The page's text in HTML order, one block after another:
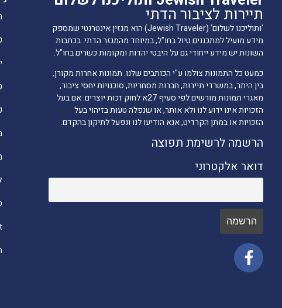
תיירות לציבור הדתי
'ותוליכנו לשלום' (Jewish Traveler) הוא מגזין אינטרנטי שמספק
מידע מועיל למתכננים טיול בחו"ל, במיוחד מהמגזר הדתי. בכתבות
השונות יש מידע ייחודי גם על היבטי יהדות ומקומות כשרים בחו"ל.
כמעט כל התמונות צולמו ע"י הכותבים שלנו. תמונות אחרות מקורן,
בין היתר, במשרדי תיירות, חברות מסחריות, סוכנויות יחסי ציבור,
מאגרי תמונות מורשים לפי סעיף 27א לחוק זכות יוצרים. אם בעל
הזכויות אינו ידוע לנו ולא אותר, או שנפלה טעות בזיהוי בעל
הזכויות או במתן הקרדיט, אנא הודיעו לנו ונפעל לתיקון בהקדם.
הרשמה לרשימת תפוצה
דואר אלקטרוני